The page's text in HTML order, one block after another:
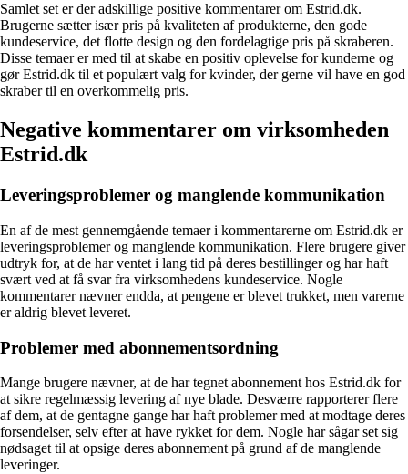
Samlet set er der adskillige positive kommentarer om Estrid.dk.
Brugerne sætter især pris på kvaliteten af produkterne, den gode
kundeservice, det flotte design og den fordelagtige pris på skraberen.
Disse temaer er med til at skabe en positiv oplevelse for kunderne og
gør Estrid.dk til et populært valg for kvinder, der gerne vil have en god
skraber til en overkommelig pris.
Negative kommentarer om virksomheden
Estrid.dk
Leveringsproblemer og manglende kommunikation
En af de mest gennemgående temaer i kommentarerne om Estrid.dk er
leveringsproblemer og manglende kommunikation. Flere brugere giver
udtryk for, at de har ventet i lang tid på deres bestillinger og har haft
svært ved at få svar fra virksomhedens kundeservice. Nogle
kommentarer nævner endda, at pengene er blevet trukket, men varerne
er aldrig blevet leveret.
Problemer med abonnementsordning
Mange brugere nævner, at de har tegnet abonnement hos Estrid.dk for
at sikre regelmæssig levering af nye blade. Desværre rapporterer flere
af dem, at de gentagne gange har haft problemer med at modtage deres
forsendelser, selv efter at have rykket for dem. Nogle har sågar set sig
nødsaget til at opsige deres abonnement på grund af de manglende
leveringer.